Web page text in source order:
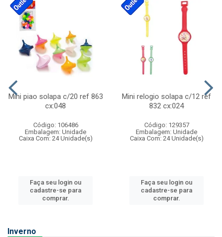
Mini piao solapa c/20 ref 863
cx:048
Código: 106486
Embalagem: Unidade
Caixa Com: 24 Unidade(s)
Faça seu login ou
cadastre-se para
comprar.
Mini relogio solapa c/12 ref
832 cx:024
Código: 129357
Embalagem: Unidade
Caixa Com: 24 Unidade(s)
Faça seu login ou
cadastre-se para
comprar.
Inverno